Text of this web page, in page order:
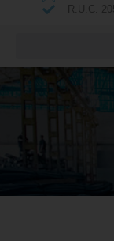
R.U.C.